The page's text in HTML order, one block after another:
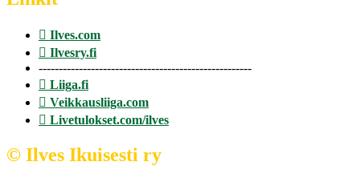
Ilves.com
Ilvesry.fi
-----------------------------------------------------
Liiga.fi
Veikkausliiga.com
Livetulokset.com/ilves
© Ilves Ikuisesti ry